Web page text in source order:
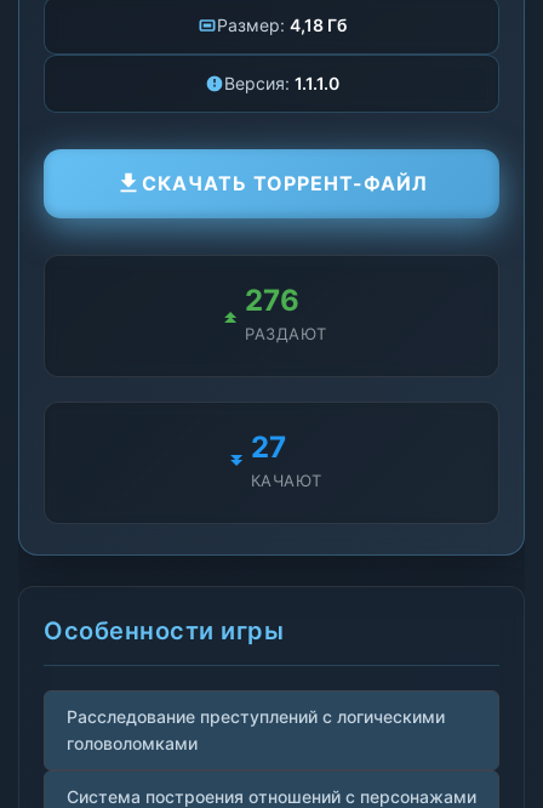
Размер: 4,18 Гб
Версия: 1.1.1.0
СКАЧАТЬ ТОРРЕНТ-ФАЙЛ
276
РАЗДАЮТ
27
КАЧАЮТ
Особенности игры
Расследование преступлений с логическими
головоломками
Система построения отношений с персонажами